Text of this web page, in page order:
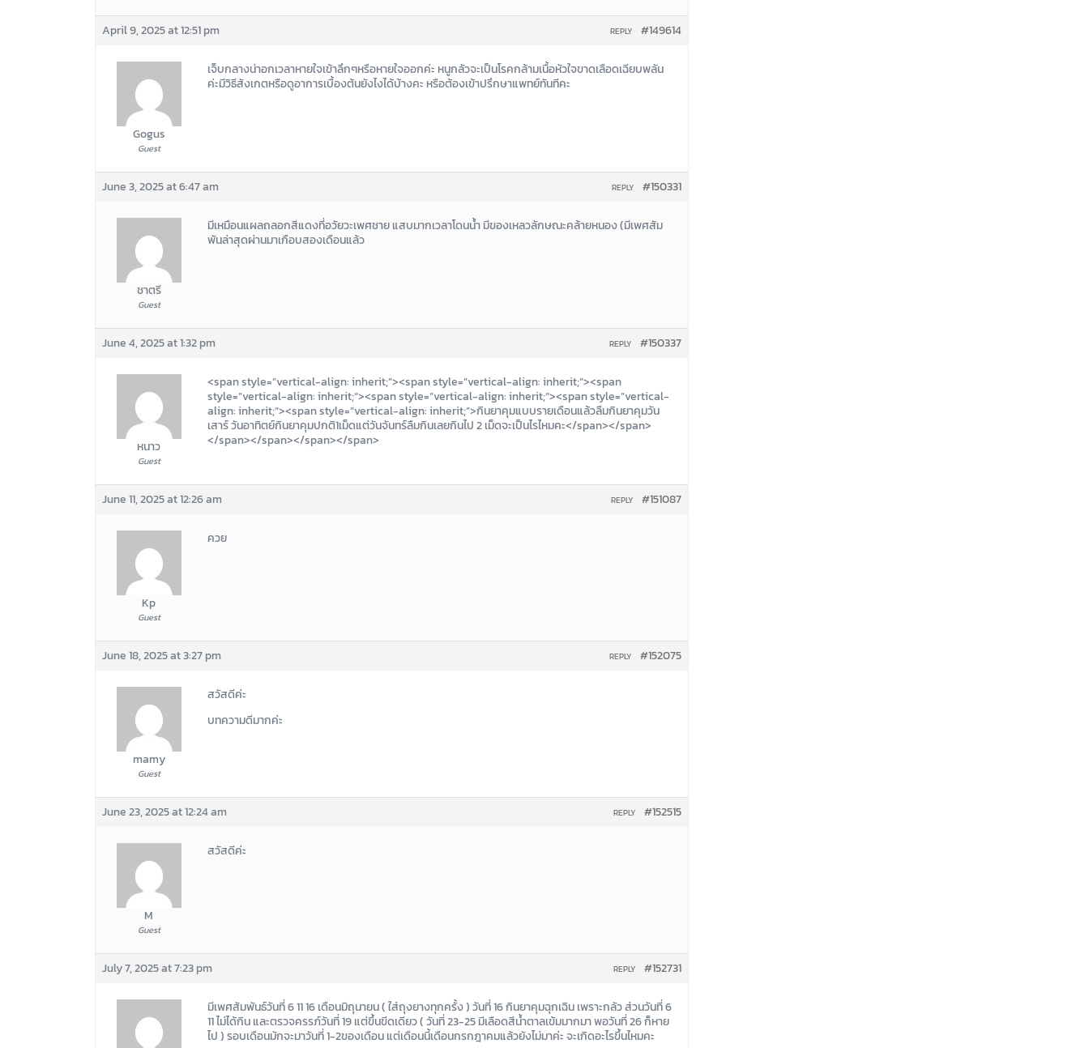
April 9, 2025 at 12:51 pm #149614
REPLY
Gogus
Guest
เจ็บกลางน่าอกเวลาหายใจเข้าลึกๆหรือหายใจออกค่ะ หนูกลัวจะเป็นโรคกล้ามเนื้อหัวใจขาดเลือดเฉียบพลัน
ค่ะมีวิธีสังเกตหรือดูอาการเบื้องต้นยังไงได้บ้างคะ หรือต้องเข้าปรึกษาแพทย์ทันทีคะ
June 3, 2025 at 6:47 am #150331
REPLY
ชาตรี
Guest
มีเหมือนแผลถลอกสีแดงที่อวัยวะเพศชาย แสบมากเวลาโดนน้ำ มีของเหลวลักษณะคล้ายหนอง (มีเพศสัม
พันล่าสุดผ่านมาเกือบสองเดือนแล้ว
June 4, 2025 at 1:32 pm #150337
REPLY
หนาว
Guest
<span style=”vertical-align: inherit;”><span style=”vertical-align: inherit;”><span
style=”vertical-align: inherit;”><span style=”vertical-align: inherit;”><span style=”vertical-
align: inherit;”><span style=”vertical-align: inherit;”>กินยาคุมแบบรายเดือนแล้วลืมกินยาคุมวัน
เสาร์ วันอาทิตย์กินยาคุมปกติ1เม็ดแต่วันจันทร์ลืมกินเลยกินไป 2 เม็ดจะเป็นไรไหมคะ</span></span>
</span></span></span></span>
June 11, 2025 at 12:26 am #151087
REPLY
Kp
Guest
ควย
June 18, 2025 at 3:27 pm #152075
REPLY
mamy
Guest
สวัสดีค่ะ
บทความดีมากค่ะ
June 23, 2025 at 12:24 am #152515
REPLY
M
Guest
สวัสดีค่ะ
July 7, 2025 at 7:23 pm #152731
REPLY
มีเพศสัมพันธ์วันที่ 6 11 16 เดือนมิถุนายน ( ใส่ถุงยางทุกครั้ง ) วันที่ 16 กินยาคุมฉุกเฉิน เพราะกลัว ส่วนวันที่ 6
11 ไม่ได้กิน และตรวจครรภ์วันที่ 19 แต่ขึ้นขีดเดียว ( วันที่ 23-25 มีเลือดสีน้ำตาลเข้มมากมา พอวันที่ 26 ก็หาย
ไป ) รอบเดือนมักจะมาวันที่ 1-2ของเดือน แต่เดือนนี้เดือนกรกฎาคมแล้วยังไม่มาค่ะ จะเกิดอะไรขึ้นไหมคะ